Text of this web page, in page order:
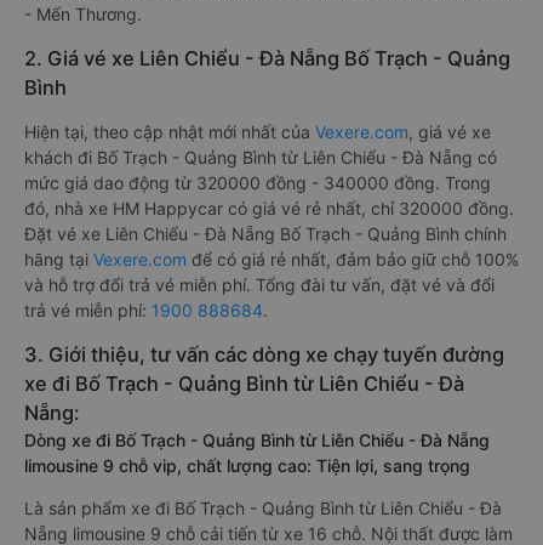
- Mến Thương.
2. Giá vé xe Liên Chiểu - Đà Nẵng Bố Trạch - Quảng
Bình
Hiện tại, theo cập nhật mới nhất của Vexere.com, giá vé xe
khách đi Bố Trạch - Quảng Bình từ Liên Chiểu - Đà Nẵng có
mức giá dao động từ 320000 đồng - 340000 đồng. Trong
đó, nhà xe HM Happycar có giá vé rẻ nhất, chỉ 320000 đồng.
Đặt vé xe Liên Chiểu - Đà Nẵng Bố Trạch - Quảng Bình chính
hãng tại Vexere.com để có giá rẻ nhất, đảm bảo giữ chỗ 100%
và hỗ trợ đổi trả vé miễn phí. Tổng đài tư vấn, đặt vé và đổi
trả vé miễn phí: 1900 888684.
3. Giới thiệu, tư vấn các dòng xe chạy tuyến đường
xe đi Bố Trạch - Quảng Bình từ Liên Chiểu - Đà
Nẵng:
Dòng xe đi Bố Trạch - Quảng Bình từ Liên Chiểu - Đà Nẵng
limousine 9 chỗ vip, chất lượng cao: Tiện lợi, sang trọng
Là sản phẩm xe đi Bố Trạch - Quảng Bình từ Liên Chiểu - Đà
Nẵng limousine 9 chỗ cải tiến từ xe 16 chỗ. Nội thất được làm